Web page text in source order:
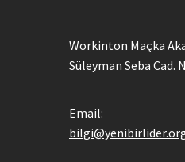
Workinton Maçka
Süleyman Seba Cad.
Email: